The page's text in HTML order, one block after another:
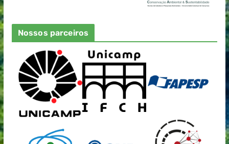
Nossos parceiros